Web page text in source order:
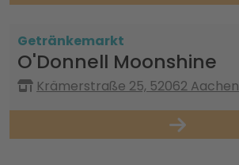
Getränkemarkt
O'Donnell Moonshine
Krämerstraße 25, 52062 Aachen